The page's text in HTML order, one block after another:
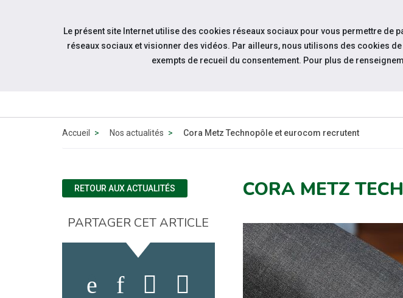
Aller au contenu
Accueil Nos actualités Cora Metz Technopôle et eurocom recrutent
CORA METZ
RETOUR AUX ACTUALITÉS
PARTAGER CET ARTICLE
Le présent site Internet utilise des cookies réseaux sociaux pour vous permettre de
réseaux sociaux et visionner des vidéos. Par ailleurs, nous utilisons des cookies de
exempts de recueil du consentement. Pour plus de